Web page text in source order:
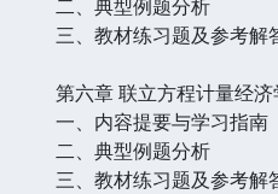
二、典型例题分析
三、教材练习题及参考解
第六章 联立方程计量经
一、内容提要与学习指南
二、典型例题分析
三、教材练习题及参考解